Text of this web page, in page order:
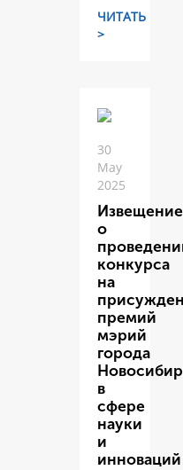
ЧИТАТЬ
>
30
May
2025
Извещение
о
конкурса
на
премий
мэрий
города
в
сфере
науки
и
инноваций